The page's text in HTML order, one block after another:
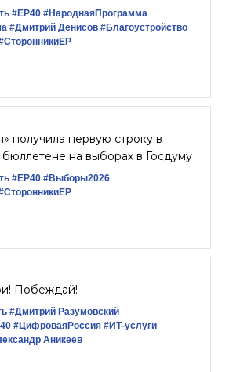
#ЕР40 #НароднаяПрограмма
#Дмитрий Денисов #Благоустройство
получила первую строку в
на выборах в Госдуму
#ЕР40 #Выборы2026
Побеждай!
#Дмитрий Разумовский
#ЦифроваяРоссия #ИТ-услуги
Аникеев